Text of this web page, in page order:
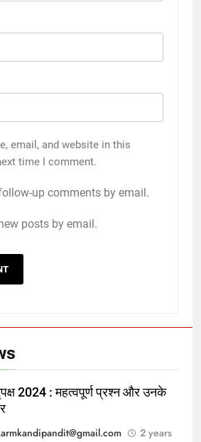
email, and website in this
time I comment.
up comments by email.
posts by email.
2024 : महत्वपूर्ण प्रश्न और उनके
2 years